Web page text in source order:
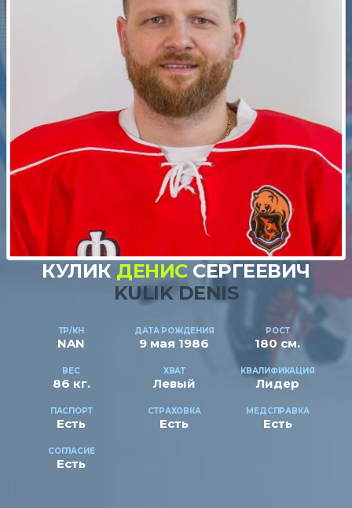
КУЛИК ДЕНИССЕРГЕЕВИЧ
KULIK DENIS
ТР/КН
NAN
ДАТА РОЖДЕНИЯ
9 мая 1986
РОСТ
180 см.
ВЕС
86 кг.
ХВАТ
Левый
КВАЛИФИКАЦИЯ
Лидер
ПАСПОРТ
Есть
СТРАХОВКА
Есть
МЕДСПРАВКА
Есть
СОГЛАСИЕ
Есть